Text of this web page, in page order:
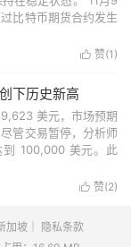
比特币期货合约发生
 赞(1 )
下历史新高
美元，市场预期
管交易暂停，分析师
100,000 美元。此
 赞(2)
加坡｜
隐私条款